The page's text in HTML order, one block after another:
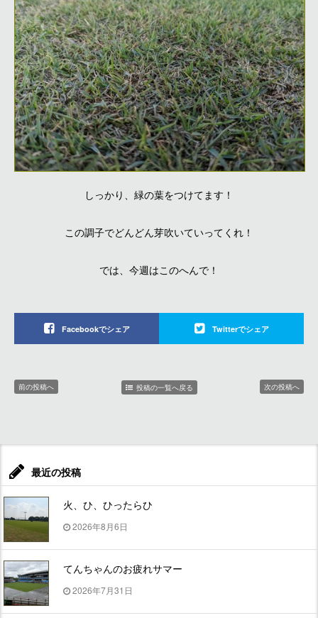
しっかり、緑の葉をつけてます！
この調子でどんどん芽吹いていってくれ！
では、今週はこのへんで！
Facebookでシェア Twitterでシェア
前の投稿へ 投稿の一覧へ戻る 次の投稿へ
最近の投稿
火、ひ、ひったらひ
2026年8月6日
てんちゃんのお疲れサマー
2026年7月31日